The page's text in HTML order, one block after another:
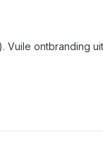
Vuile ontbranding